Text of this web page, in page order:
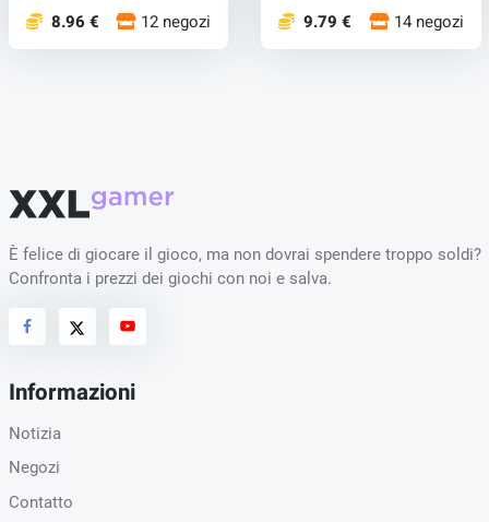
8.96 € 12 negozi 9.79 € 14 negozi
È felice di giocare il gioco, ma non dovrai spendere troppo soldi?
Confronta i prezzi dei giochi con noi e salva.
Informazioni
Notizia
Negozi
Contatto